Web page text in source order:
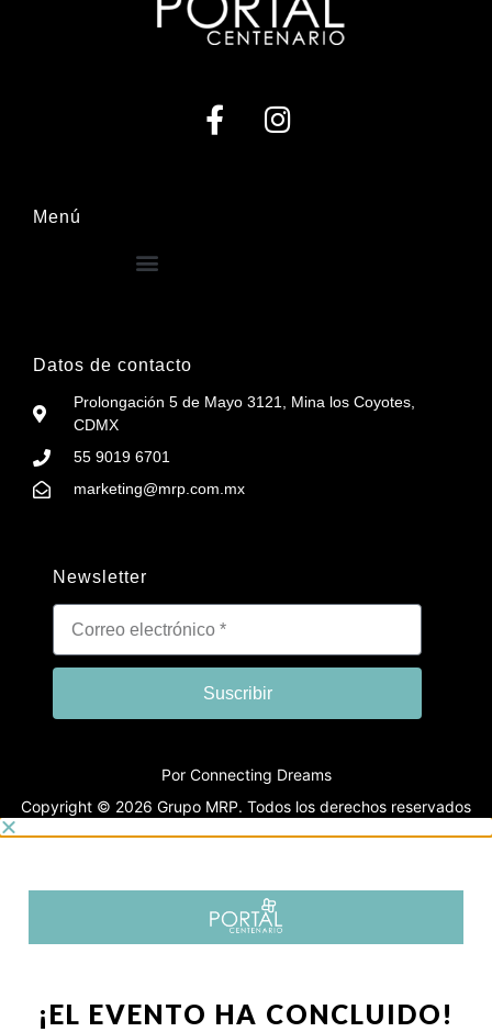
Menú
Datos de contacto
Prolongación 5 de Mayo 3121, Mina los Coyotes,
CDMX
55 9019 6701
marketing@mrp.com.mx
Newsletter
Suscribir
Por Connecting Dreams
Copyright © 2026 Grupo MRP. Todos los derechos reservados
¡EL EVENTO HA CONCLUIDO!